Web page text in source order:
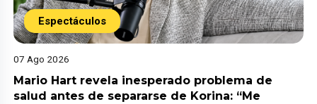
Espectáculos
07 Ago 2026
Mario Hart revela inesperado problema de
salud antes de separarse de Korina: “Me